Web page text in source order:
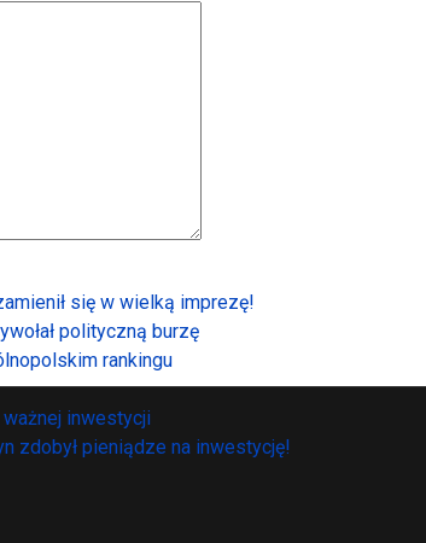
się w wielką imprezę!
polityczną burzę
rankingu
inwestycji
zdobył pieniądze na inwestycję!